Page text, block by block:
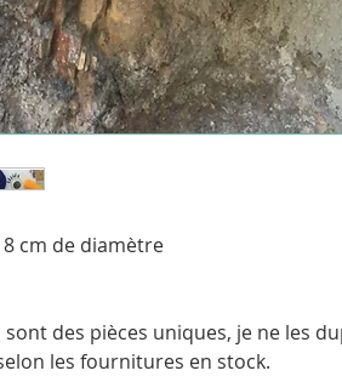
cm de diamètre
des pièces uniques, je ne les
les fournitures en stock.